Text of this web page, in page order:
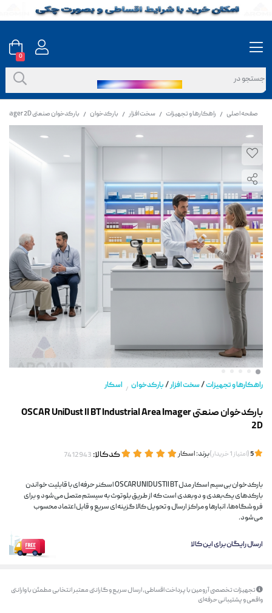
صفحه اصلی / راهکارها و تجهیزات / سخت افزار / بارکدخوان / بارکدخوان صنعتی OSCAR UniDust II BT Industrial Area Imager 2D
راهکارها و تجهیزات/سخت افزار/بارکدخوان / اسکار
بارکدخوان صنعتی OSCAR UniDust II BT Industrial Area Imager
2D
(امتیاز1خریدار)برند:اسکار کدکالا:
بارکدخوان بی‌سیم اسکار مدل OSCAR UNIDUSTII BT اسکنر حرفه‌ای با قابلیت خواندن
بارکدهای یک‌بعدی و دوبعدی است که از طریق بلوتوث به سیستم متصل می‌شود و برای
فروشگاه‌ها، انبارها و مراکز ارسال و تحویل کالا گزینه‌ای سریع و قابل‌اعتماد محسوب
می‌شود.
ارسال رایگان برای این کالا
تجهیزات تخصصی آرومین با پرداخت اقساطی، ارسال سریع و گارانتی معتبر انتخابی مطمئن با وارانتی
واقعی و پشتیبانی حرفه‌ای
0